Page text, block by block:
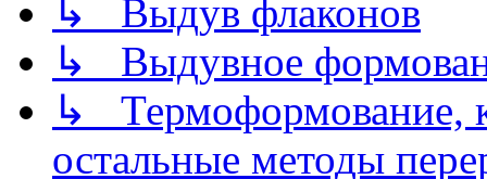
↳ Выдув флаконов
↳ Выдувное
↳ Термоформование,
остальные методы